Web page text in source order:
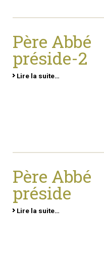
Père Abbé
préside-2
Lire la suite…
Père Abbé
préside
Lire la suite…